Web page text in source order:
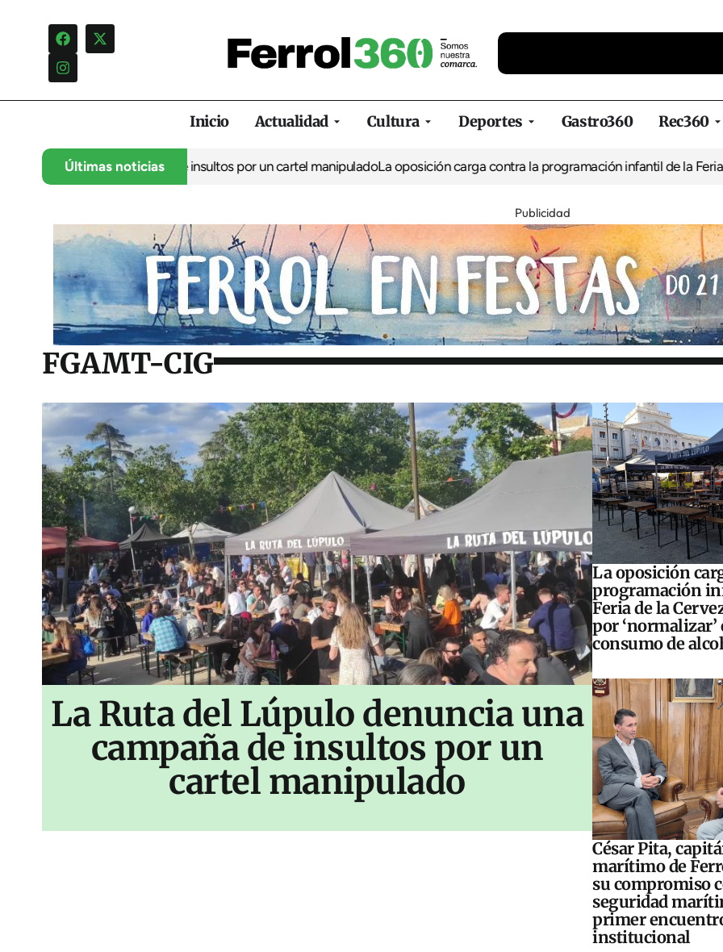
Inicio Actualidad Cultura Deportes Gastro360 Rec360
Últimas noticias
una campaña de insultos por un cartel manipulado La oposición carga contra la programación infantil de la Feria de la
Publicidad
FGAMT-CIG
La Ruta del Lúpulo denuncia una
campaña de insultos por un
cartel manipulado
La oposición
programación
Feria de la
por ‘normalizar’
consumo de
César Pita,
marítimo de
su compromiso
seguridad
primer
institucional